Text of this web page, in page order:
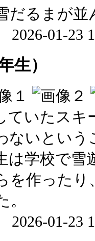
だるまが
2026-01-23
生）
いたスキ
ないとい
は学校で
を作った
。
2026-01-23